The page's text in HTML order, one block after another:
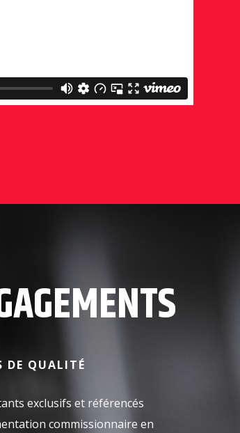
DE QUALITÉ
exclusifs et référencés
commissionnaire en